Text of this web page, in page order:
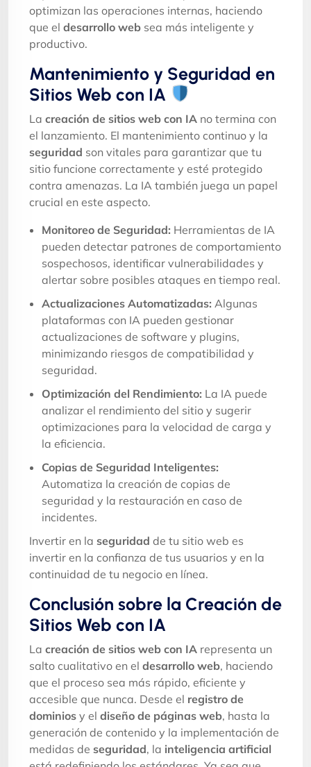
optimizan las operaciones internas, haciendo
que el desarrollo web sea más inteligente y
productivo.
Mantenimiento y Seguridad en
Sitios Web con IA
La creación de sitios web con IA no termina con
el lanzamiento. El mantenimiento continuo y la
seguridad son vitales para garantizar que tu
sitio funcione correctamente y esté protegido
contra amenazas. La IA también juega un papel
crucial en este aspecto.
Monitoreo de Seguridad: Herramientas de IA
pueden detectar patrones de comportamiento
sospechosos, identificar vulnerabilidades y
alertar sobre posibles ataques en tiempo real.
Actualizaciones Automatizadas: Algunas
plataformas con IA pueden gestionar
actualizaciones de software y plugins,
minimizando riesgos de compatibilidad y
seguridad.
Optimización del Rendimiento: La IA puede
analizar el rendimiento del sitio y sugerir
optimizaciones para la velocidad de carga y
la eficiencia.
Copias de Seguridad Inteligentes:
Automatiza la creación de copias de
seguridad y la restauración en caso de
incidentes.
Invertir en la seguridad de tu sitio web es
invertir en la confianza de tus usuarios y en la
continuidad de tu negocio en línea.
Conclusión sobre la Creación de
Sitios Web con IA
La creación de sitios web con IA representa un
salto cualitativo en el desarrollo web, haciendo
que el proceso sea más rápido, eficiente y
accesible que nunca. Desde el registro de
dominios y el diseño de páginas web, hasta la
generación de contenido y la implementación de
medidas de seguridad, la inteligencia artificial